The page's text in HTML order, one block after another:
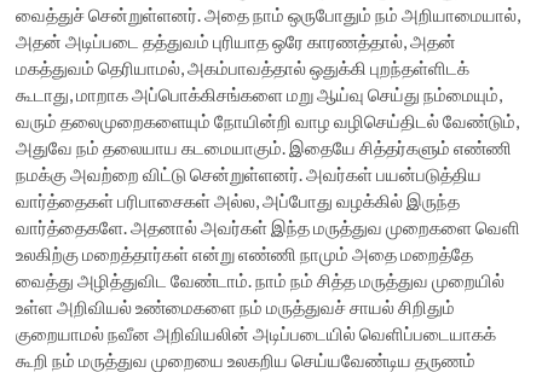
வைத்துச் சென்றுள்ளனர். அதை நாம் ஒருபோதும் நம் அறியாமையால்,
அதன் அடிப்படை தத்துவம் புரியாத ஒரே காரணத்தால், அதன்
மகத்துவம் தெரியாமல், அகம்பாவத்தால் ஒதுக்கி புறந்தள்ளிடக்
கூடாது, மாறாக அப்பொக்கிசங்களை மறு ஆய்வு செய்து நம்மையும்,
வரும் தலைமுறைகளையும் நோயின்றி வாழ வழிசெய்திடல் வேண்டும்,
அதுவே நம் தலையாய கடமையாகும். இதையே சித்தர்களும் எண்ணி
நமக்கு அவற்றை விட்டு சென்றுள்ளனர். அவர்கள் பயன்படுத்திய
வார்த்தைகள் பரிபாசைகள் அல்ல, அப்போது வழக்கில் இருந்த
வார்த்தைகளே. அதனால் அவர்கள் இந்த மருத்துவ முறைகளை வெளி
உலகிற்கு மறைத்தார்கள் என்று எண்ணி நாமும் அதை மறைத்தே
வைத்து அழித்துவிட வேண்டாம். நாம் நம் சித்த மருத்துவ முறையில்
உள்ள அறிவியல் உண்மைகளை நம் மருத்துவச் சாயல் சிறிதும்
குறையாமல் நவீன அறிவியலின் அடிப்படையில் வெளிப்படையாகக்
கூறி நம் மருத்துவ முறையை உலகறிய செய்யவேண்டிய தருணம்